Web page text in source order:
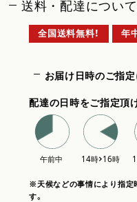
送料・配達について
全国送料無料！ 年
お届け日時のご指
配達の日時をご指定頂
※天候などの事情により指定
す。